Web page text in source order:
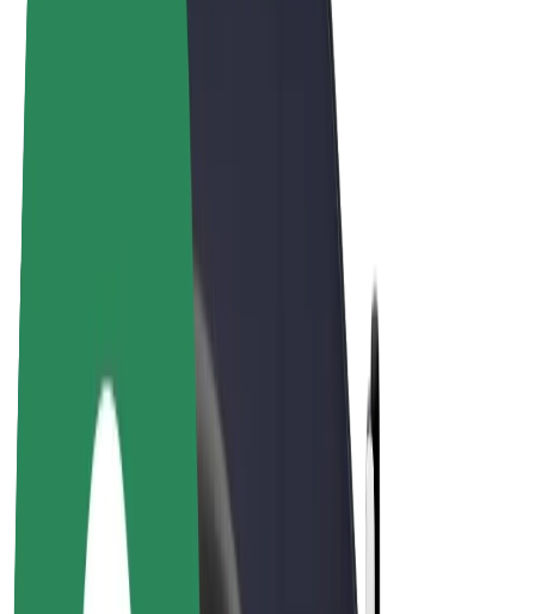
Repartidores
Ingresos de repartidor
Comercios de Bolt Food
Flotas
Franquicias
Empresa